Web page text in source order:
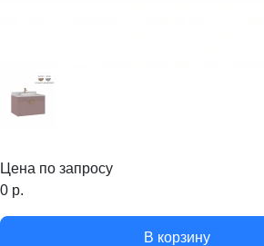
Цена по запросу
0 р.
В корзину